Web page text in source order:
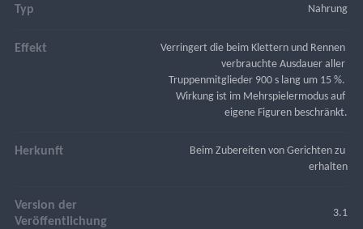
Typ Nahrung
Effekt
Verringert die beim Klettern und Rennen
verbrauchte Ausdauer aller
Truppenmitglieder 900 s lang um 15 %.
Wirkung ist im Mehrspielermodus auf
eigene Figuren beschränkt.
Herkunft
Beim Zubereiten von Gerichten zu
erhalten
Version der
Veröffentlichung
3.1